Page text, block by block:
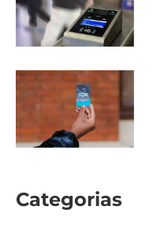
Categorias